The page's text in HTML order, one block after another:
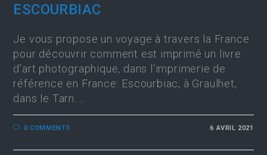
ESCOURBIAC
Je vous propose un voyage à travers la France
pour découvrir comment est imprimé un livre
d'art photographique, dans l'imprimerie de
référence en France: Escourbiac, à Graulhet,
dans le Tarn.…
0 COMMENTS 6 AVRIL 2021